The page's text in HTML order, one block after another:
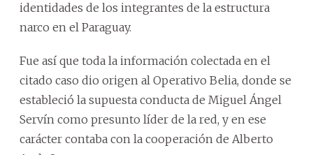
identidades de los integrantes de la estructura
narco en el Paraguay.
Fue así que toda la información colectada en el
citado caso dio origen al Operativo Belia, donde se
estableció la supuesta conducta de Miguel Ángel
Servín como presunto líder de la red, y en ese
carácter contaba con la cooperación de Alberto